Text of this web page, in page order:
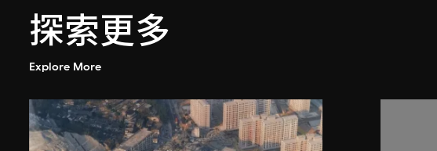
探索更多
Explore More